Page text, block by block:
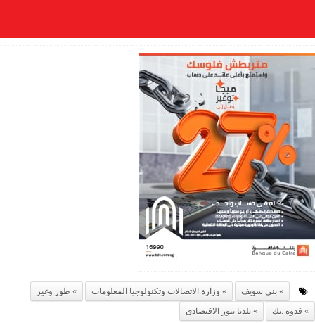
بنى سويف وزارة الاتصالات وتكنولوجيا المعلومات
طور وغير
قدوة .تك
بلدنا نيوز الاقتصادى